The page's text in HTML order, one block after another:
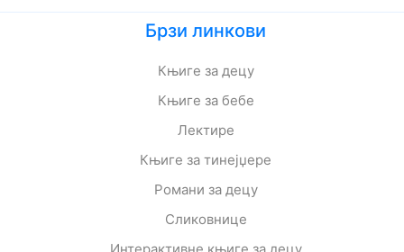
Брзи линкови
Књиге за децу
Књиге за бебе
Лектире
Књиге за тинејџере
Романи за децу
Сликовнице